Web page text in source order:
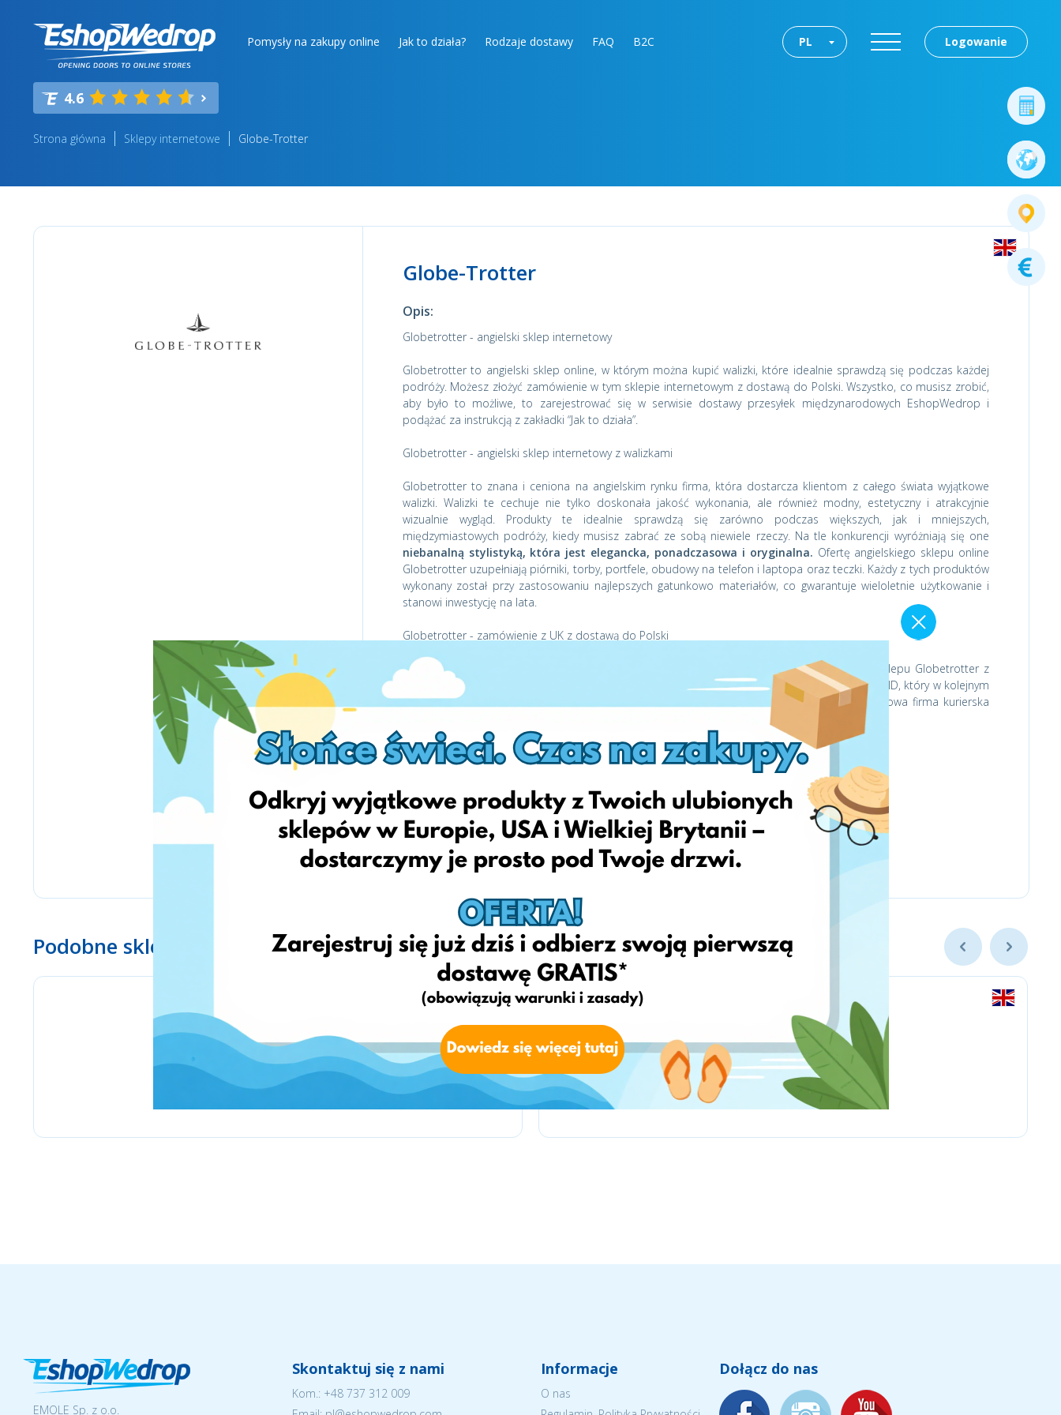
Pomysły na zakupy online Jak to działa? Rodzaje dostawy FAQ B2C Logowanie
PL
4.6
Strona główna Sklepy internetowe Globe-Trotter
Globe-Trotter
Opis:
Globetrotter - angielski sklep internetowy
Globetrotter to angielski sklep online, w którym można kupić walizki, które idealnie sprawdzą się podczas każdej
podróży. Możesz złożyć zamówienie w tym sklepie internetowym z dostawą do Polski. Wszystko, co musisz zrobić,
aby było to możliwe, to zarejestrować się w serwisie dostawy przesyłek międzynarodowych EshopWedrop i
podążać za instrukcją z zakładki “Jak to działa”.
Globetrotter - angielski sklep internetowy z walizkami
Globetrotter to znana i ceniona na angielskim rynku firma, która dostarcza klientom z całego świata wyjątkowe
walizki. Walizki te cechuje nie tylko doskonała jakość wykonania, ale również modny, estetyczny i atrakcyjnie
wizualnie wygląd. Produkty te idealnie sprawdzą się zarówno podczas większych, jak i mniejszych,
międzymiastowych podróży, kiedy musisz zabrać ze sobą niewiele rzeczy. Na tle konkurencji wyróżniają się one
niebanalną stylistyką, która jest elegancka, ponadczasowa i oryginalna. Ofertę angielskiego sklepu online
Globetrotter uzupełniają piórniki, torby, portfele, obudowy na telefon i laptopa oraz teczki. Każdy z tych produktów
wykonany został przy zastosowaniu najlepszych gatunkowo materiałów, co gwarantuje wieloletnie użytkowanie i
stanowi inwestycję na lata.
Globetrotter - zamówienie z UK z dostawą do Polski
Jeśli chcesz zamówić walizkę w wybranym przez Ciebie rozmiarze i wzorze z angielskiego sklepu Globetrotter z
dostawą do Polski, skorzystaj z naszego serwisu. Po rejestracji otrzymasz swój unikalny numer ID, który w kolejnym
kroku wykorzystasz razem z adresem jednego z naszych brytyjskich partnerów. Międzynarodowa firma kurierska
Kategorie:
Odwiedź stronę internetową
Podobne sklepy
Men Kind
EMOLE Sp. z o.o.
Skontaktuj się z nami
Kom.: +48 737 312 009
Informacje
O nas
Dołącz do nas